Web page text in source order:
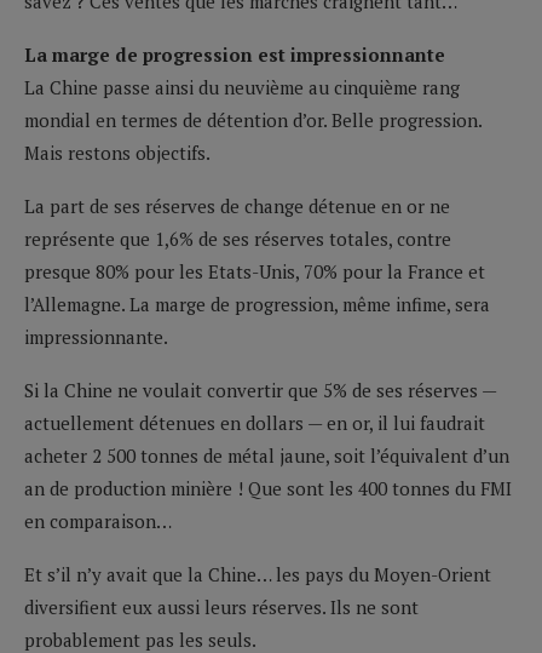
La marge de progression est impressionnante
La Chine passe ainsi du neuvième au cinquième rang
mondial en termes de détention d’or. Belle progression.
Mais restons objectifs.
La part de ses réserves de change détenue en or ne
représente que 1,6% de ses réserves totales, contre
presque 80% pour les Etats-Unis, 70% pour la France et
l’Allemagne. La marge de progression, même infime, sera
impressionnante.
Si la Chine ne voulait convertir que 5% de ses réserves —
actuellement détenues en dollars — en or, il lui faudrait
acheter 2 500 tonnes de métal jaune, soit l’équivalent d’un
an de production minière ! Que sont les 400 tonnes du FMI
en comparaison…
Et s’il n’y avait que la Chine… les pays du Moyen-Orient
diversifient eux aussi leurs réserves. Ils ne sont
probablement pas les seuls.